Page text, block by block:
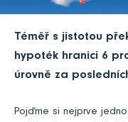
Téměř s jistotou
hypoték hranici 6
úrovně za
Pojďme si nejprve